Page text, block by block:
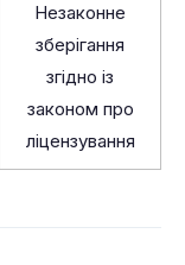
Незаконне
зберігання
згідно із
законом про
ліцензування